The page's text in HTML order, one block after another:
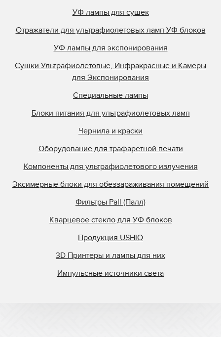
УФ лампы для сушек
Отражатели для ультрафиолетовых ламп УФ блоков
УФ лампы для экспонирования
Сушки Ультрафиолетовые, Инфракрасные и Камеры
для Экспонирования
Специальные лампы
Блоки питания для ультрафиолетовых ламп
Чернила и краски
Оборудование для трафаретной печати
Компоненты для ультрафиолетового излучения
Эксимерные блоки для обеззараживания помещений
Фильтры Pall (Палл)
Кварцевое стекло для УФ блоков
Продукция USHIO
3D Принтеры и лампы для них
Импульсные источники света